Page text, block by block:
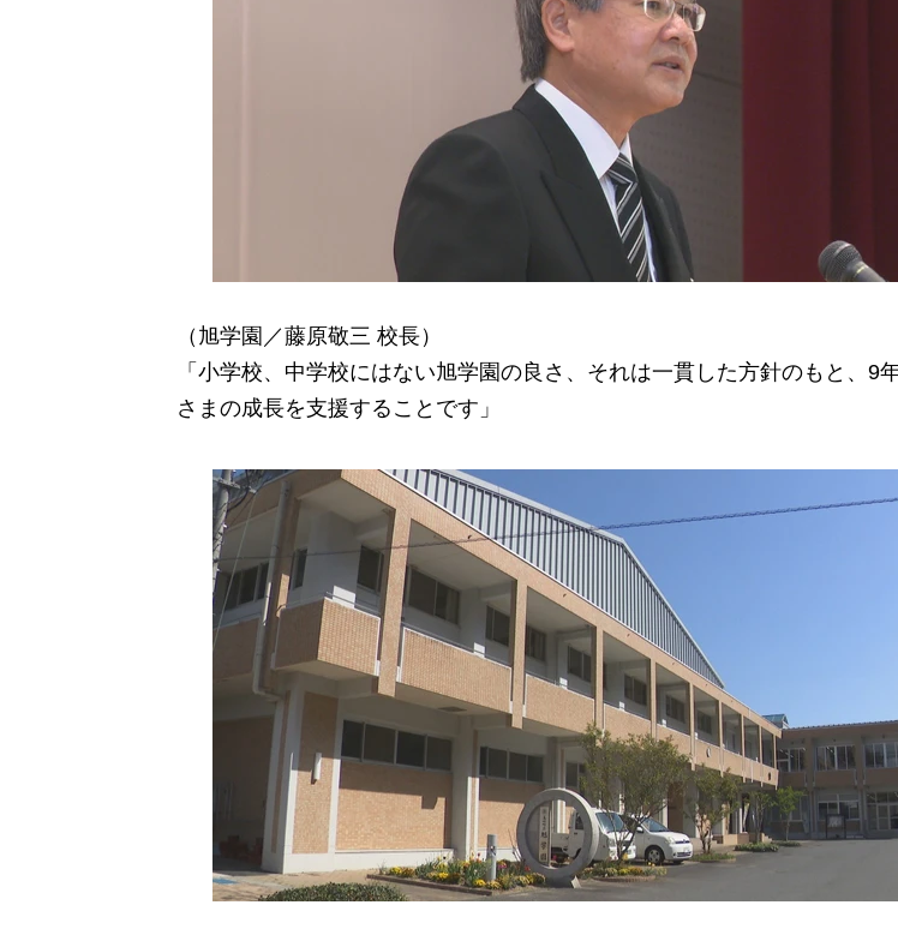
（旭学園／藤原敬三 校長）
「小学校、中学校にはない旭学園の良さ、それは一貫した方針のもと、9
さまの成長を支援することです」